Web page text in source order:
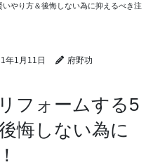
やり方＆後悔しない為に抑えるべき注
年1月11日 府野功
フォームする5
悔しない為に